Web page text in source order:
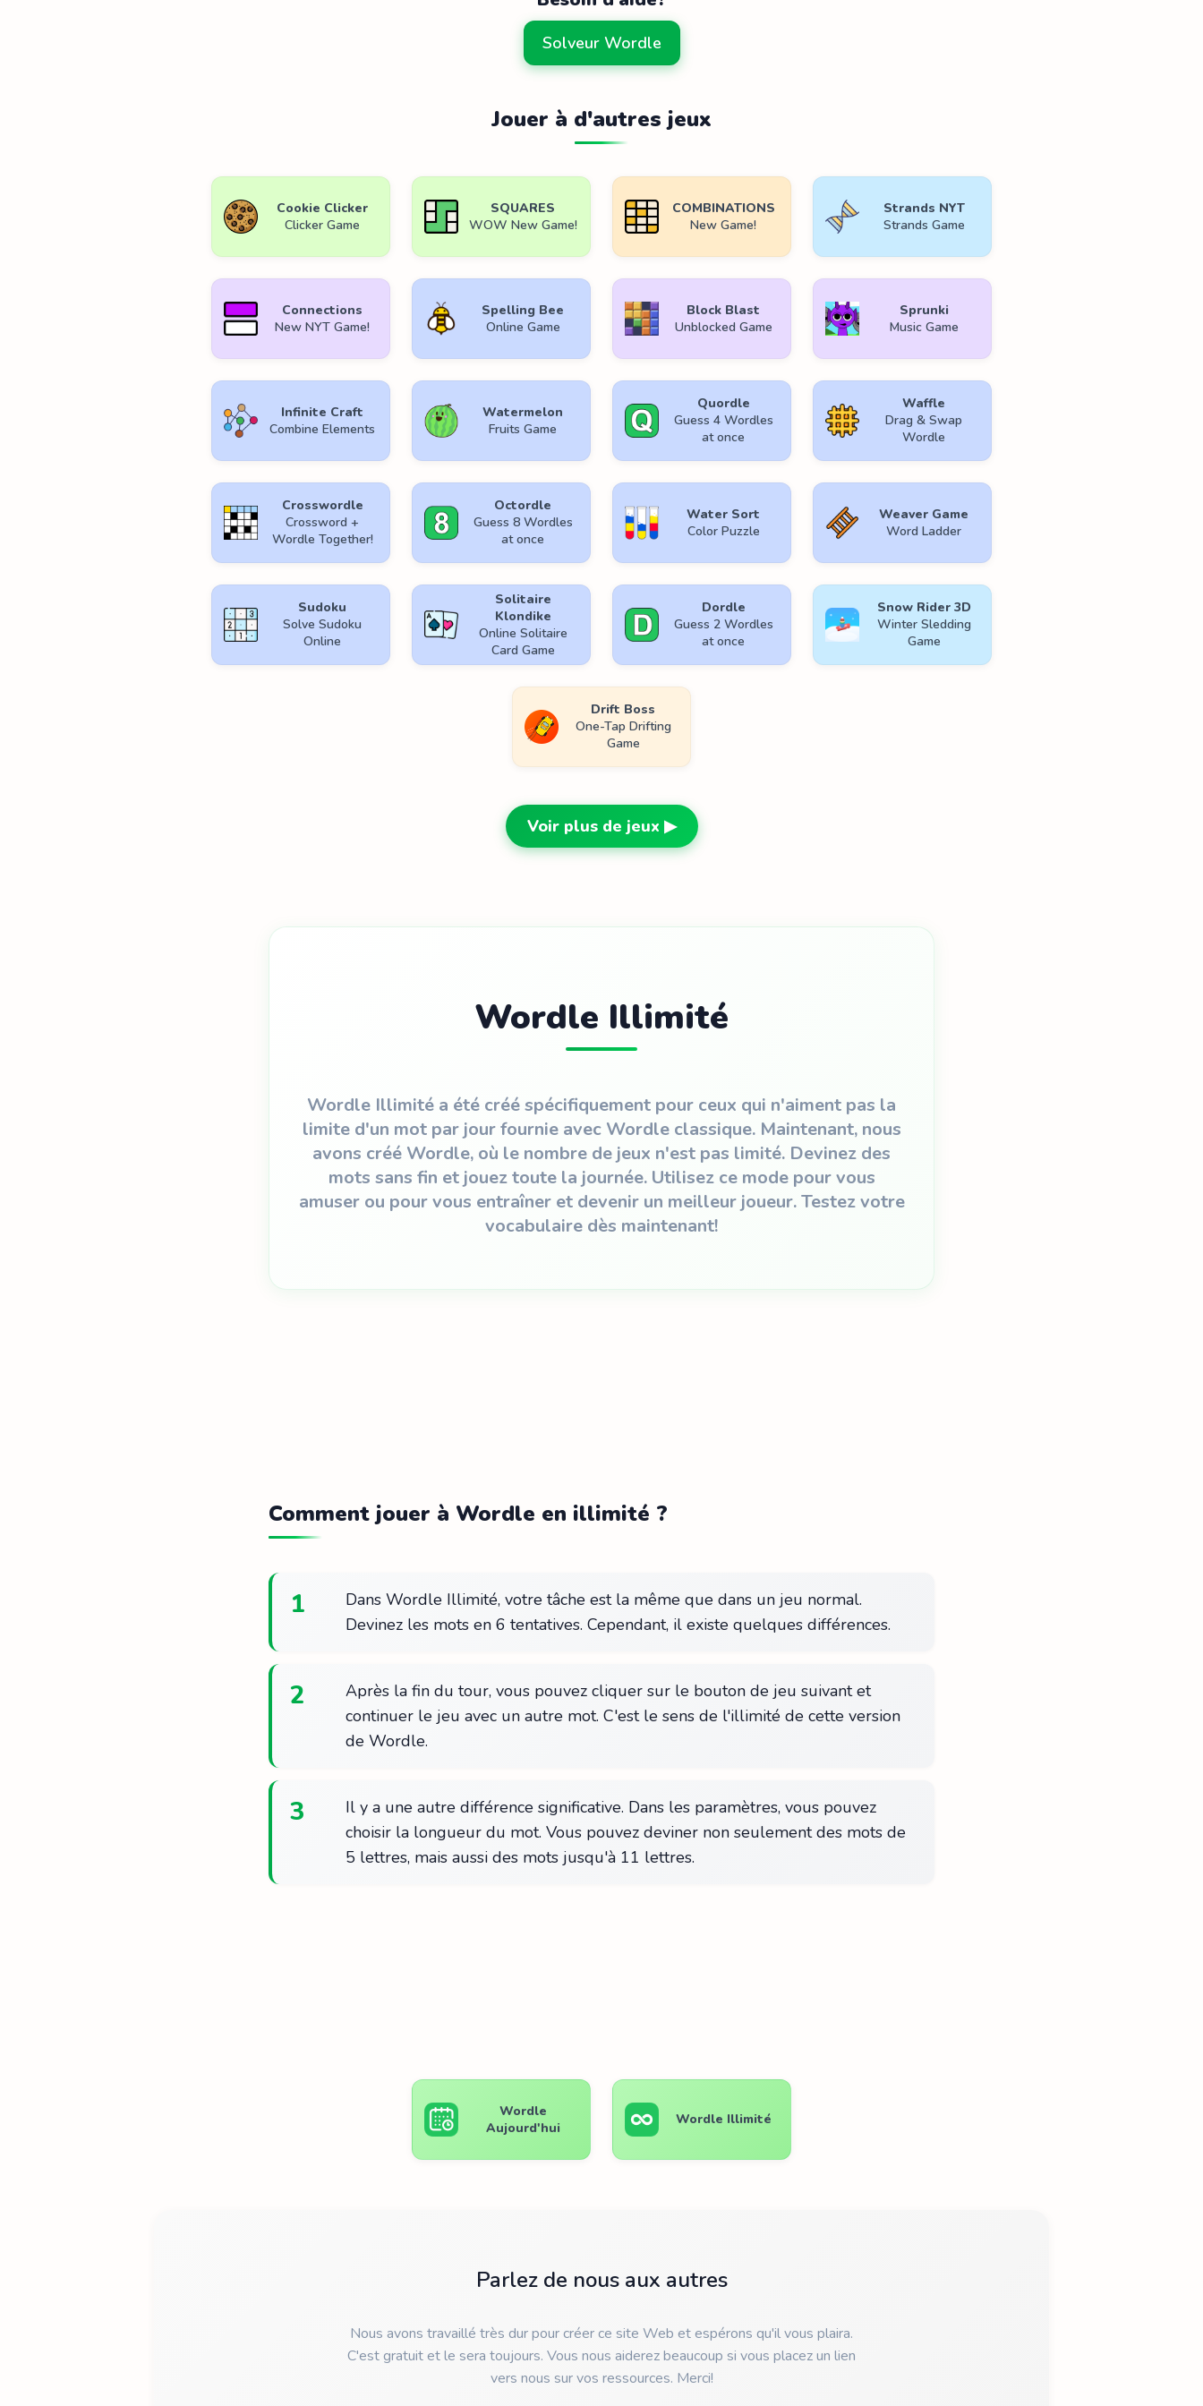
Solveur Wordle
Jouer à d'autres jeux
Cookie Clicker
Clicker Game
SQUARES
WOW New Game!
COMBINATIONS
New Game!
Strands NYT
Strands Game
Connections
New NYT Game!
Spelling Bee
Online Game
Block Blast
Unblocked Game
Sprunki
Music Game
Infinite Craft
Combine Elements
Watermelon
Fruits Game
Quordle
Guess 4 Wordles
at once
Waffle
Drag & Swap
Wordle
Crosswordle
Crossword +
Wordle Together!
Octordle
Guess 8 Wordles
at once
Water Sort
Color Puzzle
Weaver Game
Word Ladder
Sudoku
Solve Sudoku
Online
Solitaire
Klondike
Online Solitaire
Card Game
Dordle
Guess 2 Wordles
at once
Snow Rider 3D
Winter Sledding
Game
Drift Boss
One-Tap Drifting
Game
Voir plus de jeux ▶
Wordle Illimité
Wordle Illimité a été créé spécifiquement pour ceux qui n'aiment pas la
limite d'un mot par jour fournie avec Wordle classique. Maintenant, nous
avons créé Wordle, où le nombre de jeux n'est pas limité. Devinez des
mots sans fin et jouez toute la journée. Utilisez ce mode pour vous
amuser ou pour vous entraîner et devenir un meilleur joueur. Testez votre
vocabulaire dès maintenant!
Comment jouer à Wordle en illimité ?
1
Dans Wordle Illimité, votre tâche est la même que dans un jeu normal.
Devinez les mots en 6 tentatives. Cependant, il existe quelques différences.
2
Après la fin du tour, vous pouvez cliquer sur le bouton de jeu suivant et
continuer le jeu avec un autre mot. C'est le sens de l'illimité de cette version
de Wordle.
3
Il y a une autre différence significative. Dans les paramètres, vous pouvez
choisir la longueur du mot. Vous pouvez deviner non seulement des mots de
5 lettres, mais aussi des mots jusqu'à 11 lettres.
Wordle
Aujourd'hui
Wordle Illimité
Parlez de nous aux autres
Nous avons travaillé très dur pour créer ce site Web et espérons qu'il vous plaira.
C'est gratuit et le sera toujours. Vous nous aiderez beaucoup si vous placez un lien
vers nous sur vos ressources. Merci!